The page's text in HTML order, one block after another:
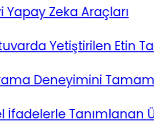
Zeka Araçları
Yetiştirilen Etin
Deneyimini Tamamen
Tanımlanan